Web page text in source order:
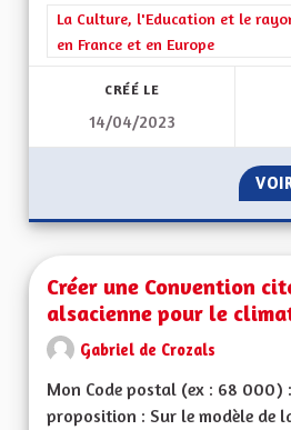
Filtrer les résultats de la
La Culture, l'Education et le
en France et en Europe
CRÉÉ LE
14/04/2023
Créer une Convention
alsacienne pour le
Gabriel de Crozals
Mon Code postal (ex : 68 000)
proposition : Sur le modèle de